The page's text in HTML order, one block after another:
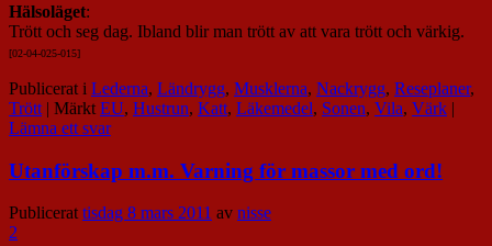
Hälsoläget:
Trött och seg dag. Ibland blir man trött av att vara trött och värkig.
[02-04-025-015]
Publicerat i Lederna, Ländrygg, Musklerna, Nackrygg, Reseplaner,
Trött | Märkt EU, Hustrun, Katt, Läkemedel, Sonen, Vila, Värk |
Lämna ett svar
Utanförskap m.m. Varning för massor med ord!
Publicerat tisdag 8 mars 2011 av nisse
2